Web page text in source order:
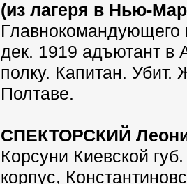
(из лагеря в Нью-
дек. 1919 адъютант в
полку. Капитан.
Полтаве.
СПЕКТОРСКИЙ
Корсуни Киевской
корпус,